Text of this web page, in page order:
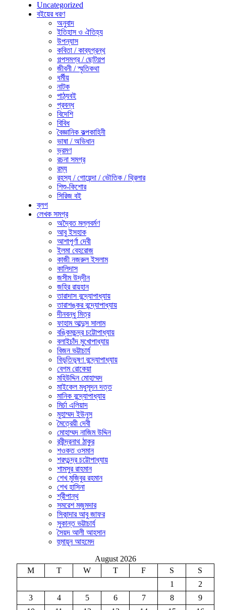
Uncategorized
বইয়ের ধরণ
অনুবাদ
ইতিহাস ও ঐতিহ্য
উপন্যাস
কবিতা / কাব্যগ্রন্থ
গল্পসমগ্র / ছোটগল্প
জীবনী / স্মৃতিকথা
ধর্মীয়
নাটক
পাঠ্যবই
প্রবন্ধ
বিদেশি
বিবিধ
বৈজ্ঞানিক কল্পকাহিনী
ভাষা / অভিধান
ভ্রমণ
রচনা সমগ্র
রম্য
রহস্য / গোয়েন্দা / ভৌতিক / থ্রিলার
শিশু-কিশোর
সিরিজ বই
ব্লগ
লেখক সমগ্র
অদ্বৈত মল্লবর্মণ
আবু ইসহাক
আশাপূর্ণা দেবী
ইলমা বেহরোজ
কাজী নজরুল ইসলাম
কালিদাস
জসীম উদ্‌দীন
জহির রায়হান
তারাদাস বন্দ্যোপাধ্যায়
তারাশঙ্কর বন্দ্যোপাধ্যায়
দীনবন্ধু মিত্র
ফাহাম আব্দুস সালাম
বঙ্কিমচন্দ্র চট্টোপাধ্যায়
বলাইচাঁদ মুখোপাধ্যায়
বিজন ভট্টাচার্য
বিভূতিভূষণ বন্দ্যোপাধ্যায়
বেগম রোকেয়া
মহিউদ্দিন মোহাম্মদ
মাইকেল মধুসূদন দত্ত
মানিক বন্দ্যোপাধ্যায়
মির্চা এলিয়াদ
মুহাম্মদ ইউনুস
মৈত্রেয়ী দেবী
মোহাম্মদ নাজিম উদ্দিন
রবীন্দ্রনাথ ঠাকুর
শওকত ওসমান
শরৎচন্দ্র চট্টোপাধ্যায়
শামসুর রাহমান
শেখ মুজিবুর রহমান
শেখ হাসিনা
শ্রীপান্থ
সমরেশ মজুমদার
সিকান্দার আবু জাফর
সুকান্ত ভট্টাচার্য
সৈয়দ আলী আহসান
হুমায়ূন আহমেদ
August 2026
M
T W T F S
S
1
2
3
4 5 6 7 8
9